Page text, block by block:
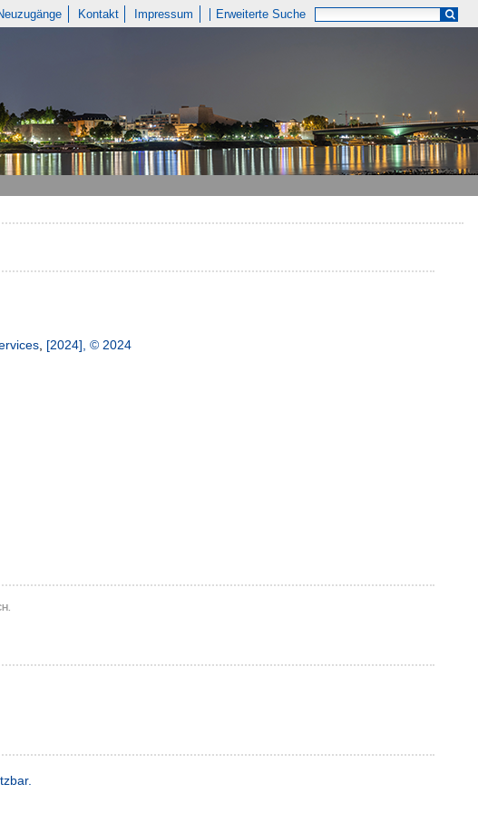
Kontakt Impressum Erweiterte Suche
, [2024], © 2024